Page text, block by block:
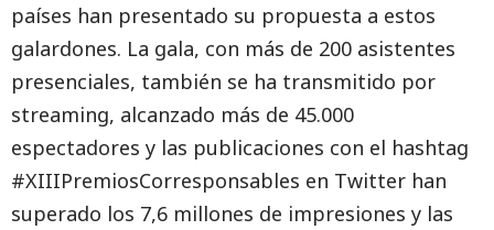
países han presentado su propuesta a estos
galardones. La gala, con más de 200 asistentes
presenciales, también se ha transmitido por
streaming, alcanzado más de 45.000
espectadores y las publicaciones con el hashtag
#XIIIPremiosCorresponsables en Twitter han
superado los 7,6 millones de impresiones y las